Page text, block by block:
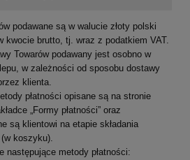
podawane są w walucie złoty polski
kwocie brutto, tj. wraz z podatkiem VAT.
Towarów podawany jest osobno w
w zależności od sposobu dostawy
klienta.
płatności opisane są na stronie
„Formy płatności” oraz
są klientowi na etapie składania
koszyku).
następujące metody płatności: